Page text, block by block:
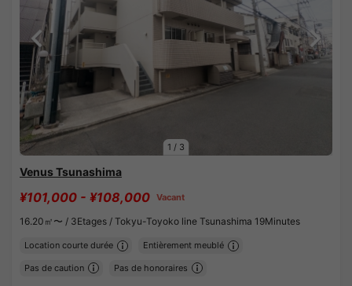
1 / 3
Venus Tsunashima
¥101,000 - ¥108,000 Vacant
16.20㎡〜 / 3Etages / Tokyu-Toyoko line Tsunashima 19Minutes
Location courte durée Entièrement meublé
Pas de caution Pas de honoraires